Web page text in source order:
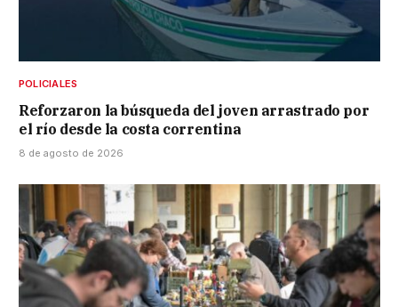
POLICIALES
Reforzaron la búsqueda del joven arrastrado por
el río desde la costa correntina
8 de agosto de 2026